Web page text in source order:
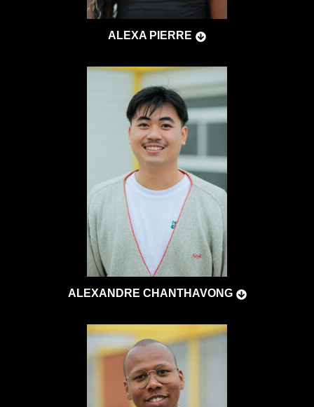
ALEXA PIERRE
ALEXANDRE CHANTHAVONG